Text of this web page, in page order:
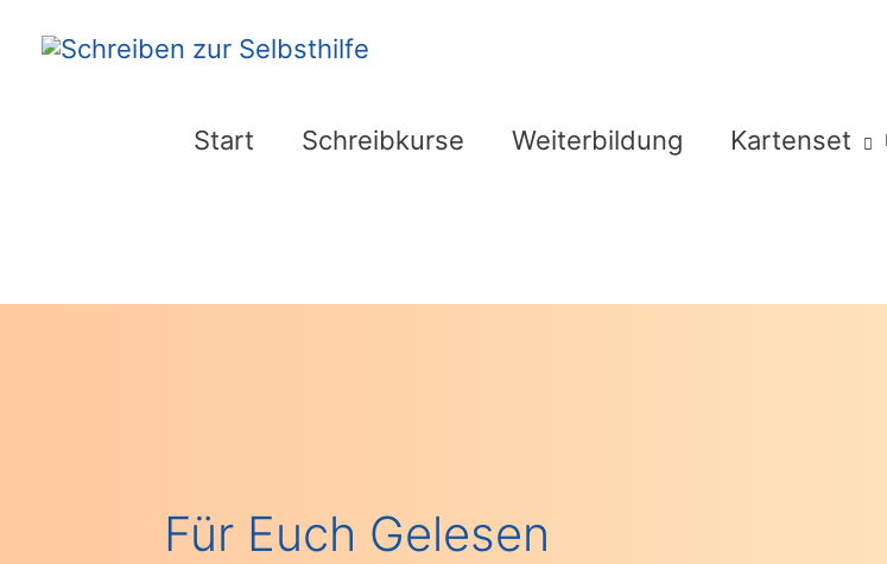
Start Schreibkurse Weiterbildung Kartenset
Für Euch Gelesen